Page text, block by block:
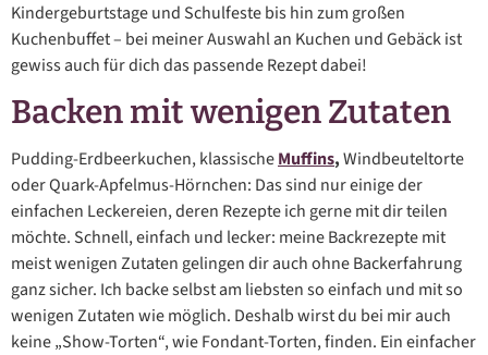
Kindergeburtstage und Schulfeste bis hin zum großen
Kuchenbuffet – bei meiner Auswahl an Kuchen und Gebäck ist
gewiss auch für dich das passende Rezept dabei!
Backen mit wenigen Zutaten
Pudding-Erdbeerkuchen, klassischeMuffins,Windbeuteltorte
oder Quark-Apfelmus-Hörnchen: Das sind nur einige der
einfachen Leckereien, deren Rezepte ich gerne mit dir teilen
möchte. Schnell, einfach und lecker: meine Backrezepte mit
meist wenigen Zutaten gelingen dir auch ohne Backerfahrung
ganz sicher. Ich backe selbst am liebsten so einfach und mit so
wenigen Zutaten wie möglich. Deshalb wirst du bei mir auch
keine „Show-Torten“, wie Fondant-Torten, finden. Ein einfacher